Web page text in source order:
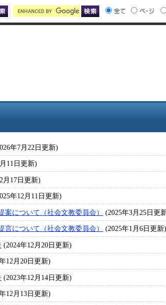
年7月22日更新)
11日更新)
月17日更新)
年12月11日更新)
について（社会文教委員会） (2025年3月25日更
について（社会文教委員会） (2025年1月6日更新)
(2024年12月20日更新)
12月20日更新)
(2023年12月14日更新)
12月13日更新)